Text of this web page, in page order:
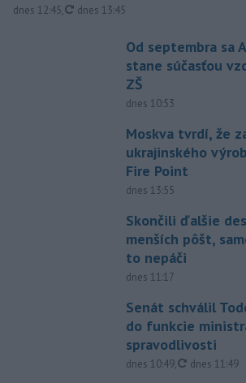
dnes 12:45, aktualizované
dnes 13:45
Od septembra sa
stane súčasťou
ZŠ
dnes 10:53
Moskva tvrdí, že
ukrajinského
Fire Point
dnes 13:55
Skončili ďalšie
menších pôšt,
to nepáči
dnes 11:17
Senát schválil
do funkcie
spravodlivosti
dnes 10:49, aktualizované
dnes 11:49